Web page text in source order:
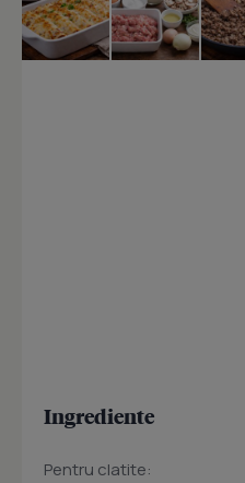
Ingrediente
Pentru clatite: